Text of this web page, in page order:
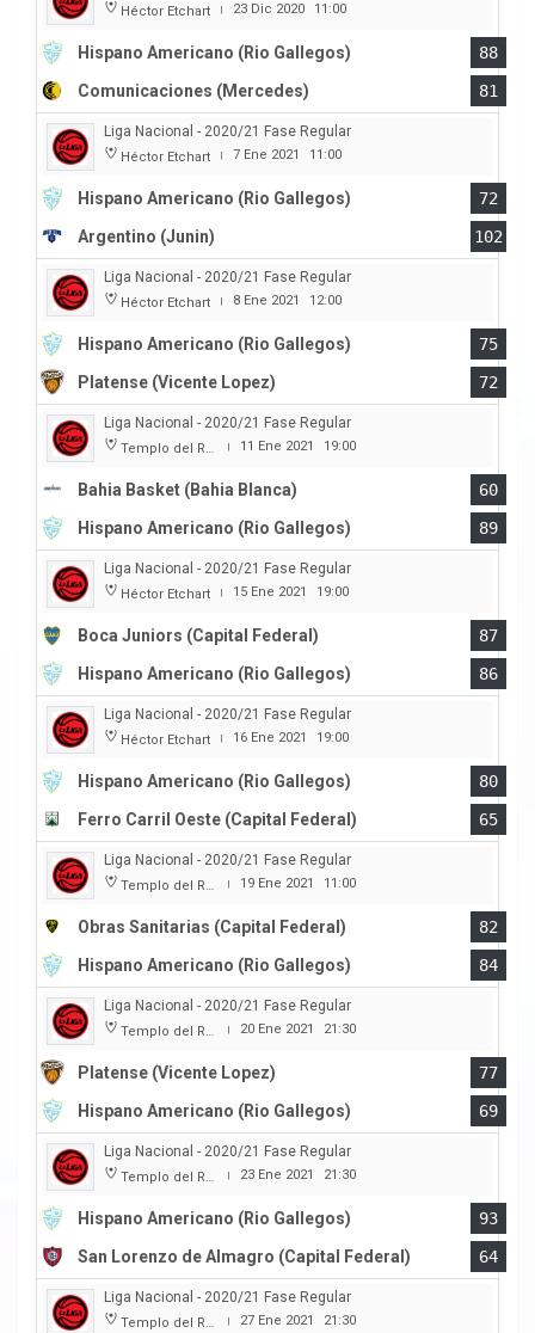
Héctor Etchart | 23 Dic 2020 11:00
Hispano Americano (Rio Gallegos)
88
Comunicaciones (Mercedes)
81
Liga Nacional - 2020/21 Fase Regular
Héctor Etchart | 7 Ene 2021 11:00
Hispano Americano (Rio Gallegos)
72
Argentino (Junin)
102
Liga Nacional - 2020/21 Fase Regular
Héctor Etchart | 8 Ene 2021 12:00
Hispano Americano (Rio Gallegos)
75
Platense (Vicente Lopez)
72
Liga Nacional - 2020/21 Fase Regular
Templo del Rock | 11 Ene 2021 19:00
Bahia Basket (Bahia Blanca)
60
Hispano Americano (Rio Gallegos)
89
Liga Nacional - 2020/21 Fase Regular
Héctor Etchart | 15 Ene 2021 19:00
Boca Juniors (Capital Federal)
87
Hispano Americano (Rio Gallegos)
86
Liga Nacional - 2020/21 Fase Regular
Héctor Etchart | 16 Ene 2021 19:00
Hispano Americano (Rio Gallegos)
80
Ferro Carril Oeste (Capital Federal)
65
Liga Nacional - 2020/21 Fase Regular
Templo del Rock | 19 Ene 2021 11:00
Obras Sanitarias (Capital Federal)
82
Hispano Americano (Rio Gallegos)
84
Liga Nacional - 2020/21 Fase Regular
Templo del Rock | 20 Ene 2021 21:30
Platense (Vicente Lopez)
77
Hispano Americano (Rio Gallegos)
69
Liga Nacional - 2020/21 Fase Regular
Templo del Rock | 23 Ene 2021 21:30
Hispano Americano (Rio Gallegos)
93
San Lorenzo de Almagro (Capital Federal)
64
Liga Nacional - 2020/21 Fase Regular
Templo del Rock | 27 Ene 2021 21:30